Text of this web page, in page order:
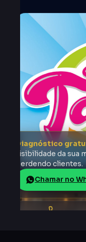
Diagnóstico
visibilidade da sua
perdendo clientes.
Chamar no